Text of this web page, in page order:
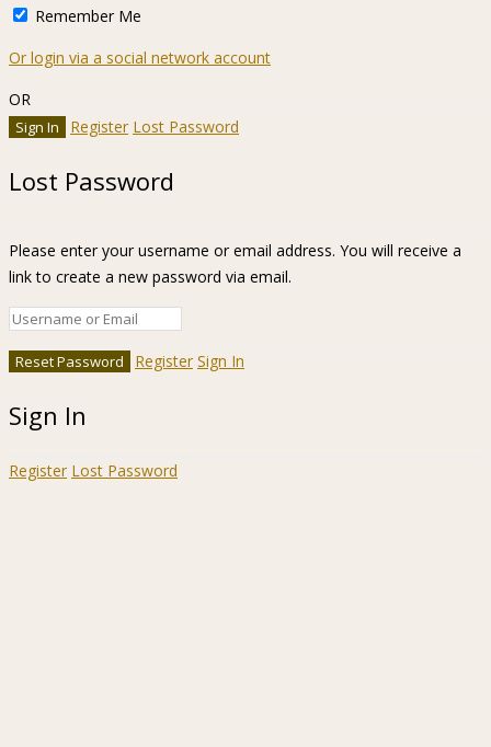
Remember Me
Or login via a social network account
OR
Register Lost Password
Lost Password
Please enter your username or email address. You will receive a
link to create a new password via email.
Register Sign In
Sign In
Register Lost Password